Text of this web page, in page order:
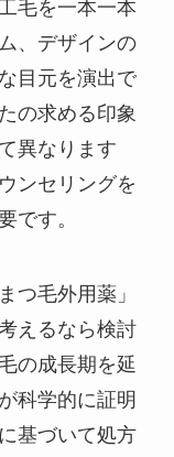
毛を一本一本
、デザインの
目元を演出で
の求める印象
異なります
ンセリングを
です。
つ毛外用薬」
えるなら検討
の成長期を延
科学的に証明
基づいて処方